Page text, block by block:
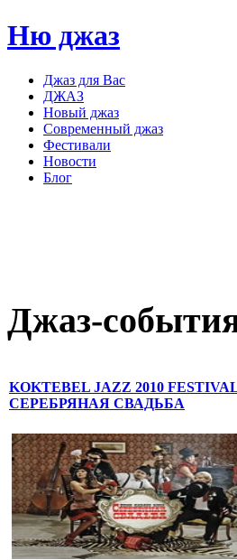
Ню джаз
Джаз для Вас
ДЖАЗ
Новый джаз
Современный джаз
Фестивали
Новости
Блог
Джаз-
KOKTEBEL JAZZ 2010
СЕРЕБРЯНАЯ СВАДЬБА